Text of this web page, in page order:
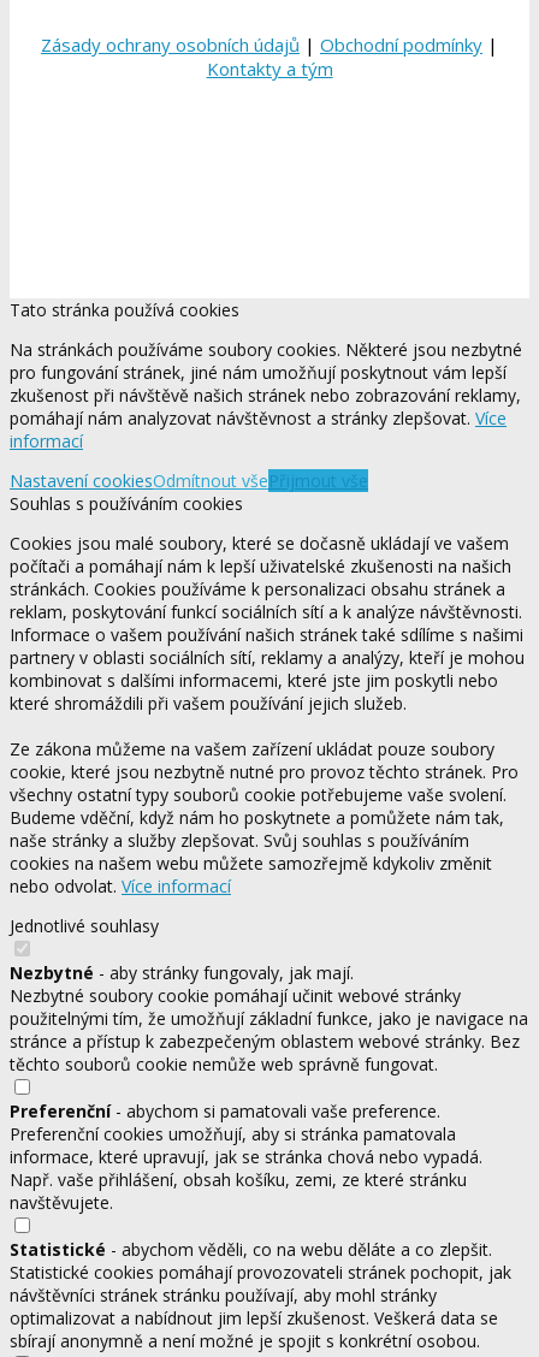
Zásady ochrany osobních údajů | Obchodní podmínky |
Kontakty a tým
Tato stránka používá cookies
Na stránkách používáme soubory cookies. Některé jsou nezbytné
pro fungování stránek, jiné nám umožňují poskytnout vám lepší
zkušenost při návštěvě našich stránek nebo zobrazování reklamy,
pomáhají nám analyzovat návštěvnost a stránky zlepšovat. Více
informací
Nastavení cookiesOdmítnout všePřijmout vše
Souhlas s používáním cookies
Cookies jsou malé soubory, které se dočasně ukládají ve vašem
počítači a pomáhají nám k lepší uživatelské zkušenosti na našich
stránkách. Cookies používáme k personalizaci obsahu stránek a
reklam, poskytování funkcí sociálních sítí a k analýze návštěvnosti.
Informace o vašem používání našich stránek také sdílíme s našimi
partnery v oblasti sociálních sítí, reklamy a analýzy, kteří je mohou
kombinovat s dalšími informacemi, které jste jim poskytli nebo
které shromáždili při vašem používání jejich služeb.
Ze zákona můžeme na vašem zařízení ukládat pouze soubory
cookie, které jsou nezbytně nutné pro provoz těchto stránek. Pro
všechny ostatní typy souborů cookie potřebujeme vaše svolení.
Budeme vděční, když nám ho poskytnete a pomůžete nám tak,
naše stránky a služby zlepšovat. Svůj souhlas s používáním
cookies na našem webu můžete samozřejmě kdykoliv změnit
nebo odvolat. Více informací
Jednotlivé souhlasy
Nezbytné - aby stránky fungovaly, jak mají.
Nezbytné soubory cookie pomáhají učinit webové stránky
použitelnými tím, že umožňují základní funkce, jako je navigace na
stránce a přístup k zabezpečeným oblastem webové stránky. Bez
těchto souborů cookie nemůže web správně fungovat.
Preferenční- abychom si pamatovali vaše preference.
Preferenční cookies umožňují, aby si stránka pamatovala
informace, které upravují, jak se stránka chová nebo vypadá.
Např. vaše přihlášení, obsah košíku, zemi, ze které stránku
navštěvujete.
Statistické - abychom věděli, co na webu děláte a co zlepšit.
Statistické cookies pomáhají provozovateli stránek pochopit, jak
návštěvníci stránek stránku používají, aby mohl stránky
optimalizovat a nabídnout jim lepší zkušenost. Veškerá data se
sbírají anonymně a není možné je spojit s konkrétní osobou.